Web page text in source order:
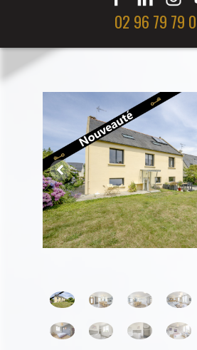
02 96 79 79